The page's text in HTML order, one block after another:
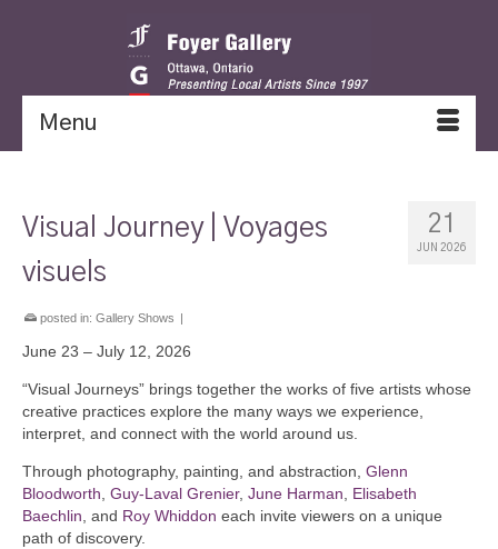
Menu
21
JUN 2026
Visual Journey | Voyages
visuels
posted in: Gallery Shows |
June 23 – July 12, 2026
“Visual Journeys” brings together the works of five artists whose
creative practices explore the many ways we experience,
interpret, and connect with the world around us.
Through photography, painting, and abstraction, Glenn
Bloodworth Guy-Laval Grenier, June Harman
Elisabeth
Baechlin , and Roy Whiddon each invite viewers on a unique
path of discovery.